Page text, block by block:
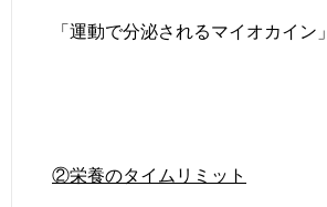
「運動で分泌されるマイオカイ
②栄養のタイムリミット